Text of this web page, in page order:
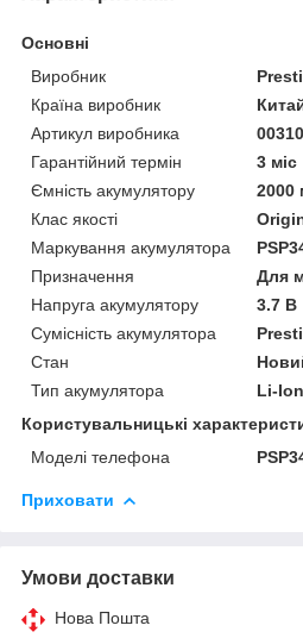
Основні
Виробник
Країна виробник
Артикул виробника
Гарантійний термін
3 міс
Ємність акумулятору
2000
Клас якості
Маркування акумулятора
Призначення
Для
Напруга акумулятору
3.7 В
Сумісність акумулятора
Стан
Тип акумулятора
Li-Ion
Користувальницькі
Моделі телефона
Приховати
Умови доставки
Нова Пошта